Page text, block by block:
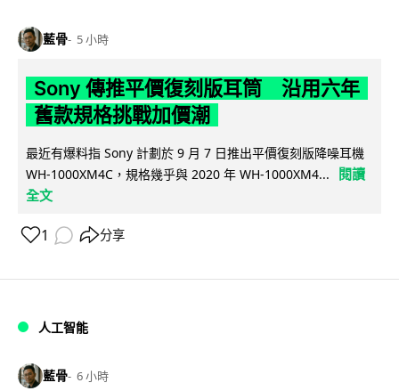
藍骨 5 小時
Sony 傳推平價復刻版耳筒 沿用六年
舊款規格挑戰加價潮
最近有爆料指 Sony 計劃於 9 月 7 日推出平價復刻版降噪耳機
WH-1000XM4C，規格幾乎與 2020 年 WH-1000XM4...
閱讀
全文
1 分享
人工智能
藍骨 6 小時